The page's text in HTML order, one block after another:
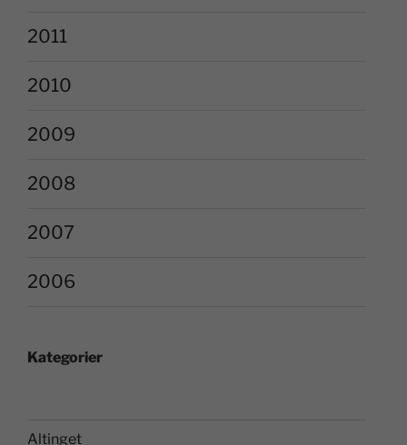
2011
2010
2009
2008
2007
2006
Kategorier
Altinget